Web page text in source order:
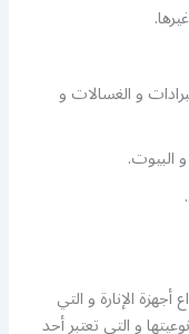
و الغسالات و
البيوت.
الإنارة و التي
و التي تعتبر أحد